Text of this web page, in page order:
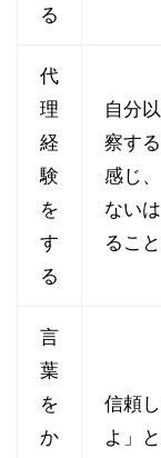
る
代
理
経
験
を
す
る
自分
察す
感じ
ない
るこ
言
葉
を
か
信頼
よ」